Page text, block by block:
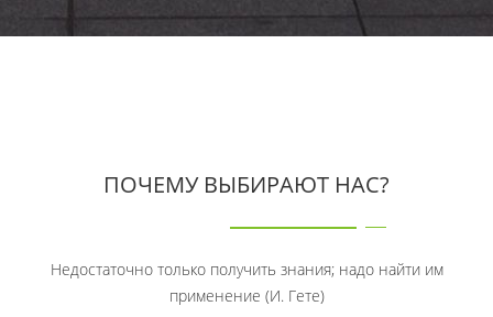
ПОЧЕМУ ВЫБИРАЮТ НАС?
Недостаточно только получить знания; надо найти им
применение (И. Гете)